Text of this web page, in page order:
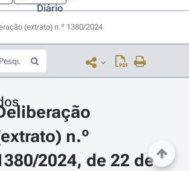
Diário
(extrato) n.º 1380/2024
n.º
2024, de 22 de